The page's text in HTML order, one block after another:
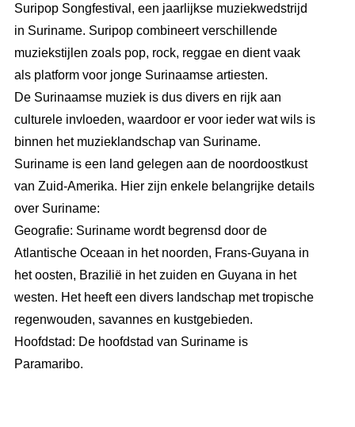
Suripop Songfestival, een jaarlijkse muziekwedstrijd
in Suriname. Suripop combineert verschillende
muziekstijlen zoals pop, rock, reggae en dient vaak
als platform voor jonge Surinaamse artiesten.
De Surinaamse muziek is dus divers en rijk aan
culturele invloeden, waardoor er voor ieder wat wils is
binnen het muzieklandschap van Suriname.
Suriname is een land gelegen aan de noordoostkust
van Zuid-Amerika. Hier zijn enkele belangrijke details
over Suriname:
Geografie: Suriname wordt begrensd door de
Atlantische Oceaan in het noorden, Frans-Guyana in
het oosten, Brazilië in het zuiden en Guyana in het
westen. Het heeft een divers landschap met tropische
regenwouden, savannes en kustgebieden.
Hoofdstad: De hoofdstad van Suriname is
Paramaribo.